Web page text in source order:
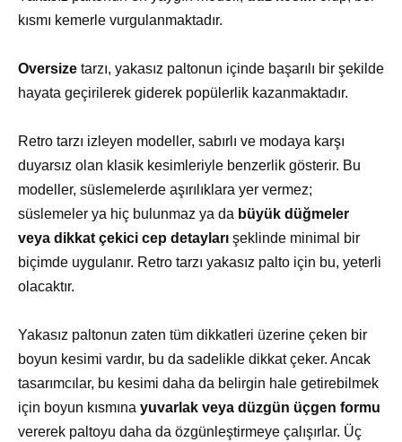
kısmı kemerle vurgulanmaktadır.
Oversize tarzı, yakasız paltonun içinde başarılı bir şekilde
hayata geçirilerek giderek popülerlik kazanmaktadır.
Retro tarzı izleyen modeller, sabırlı ve modaya karşı
duyarsız olan klasik kesimleriyle benzerlik gösterir. Bu
modeller, süslemelerde aşırılıklara yer vermez;
süslemeler ya hiç bulunmaz ya da büyük düğmeler
veya dikkat çekici cep detayları şeklinde minimal bir
biçimde uygulanır. Retro tarzı yakasız palto için bu, yeterli
olacaktır.
Yakasız paltonun zaten tüm dikkatleri üzerine çeken bir
boyun kesimi vardır, bu da sadelikle dikkat çeker. Ancak
tasarımcılar, bu kesimi daha da belirgin hale getirebilmek
için boyun kısmına yuvarlak veya düzgün üçgen formu
vererek paltoyu daha da özgünleştirmeye çalışırlar. Üç